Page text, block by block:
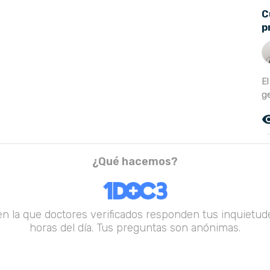
¿Qué hacemos?
la que doctores verificados responden tus
horas del día. Tus preguntas son anónimas.